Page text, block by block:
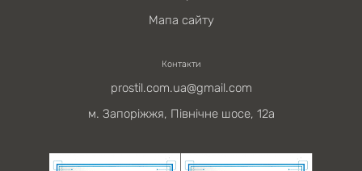
Мапа сайту
Контакти
prostil.com.ua@gmail.com
м. Запоріжжя, Північне шосе, 12а